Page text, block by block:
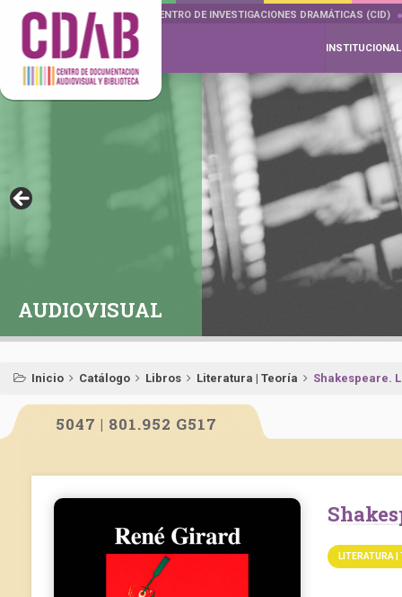
DOCUMENTA DRAMÁTICAS CENTRO DE INVESTIGACIONES DRAMÁTICAS (CID)
INSTITUCIONAL
AUDIOVISUAL
Inicio Catálogo Libros Literatura | Teoría Shakespeare.
5047 | 801.952 G517
LITERATURA |